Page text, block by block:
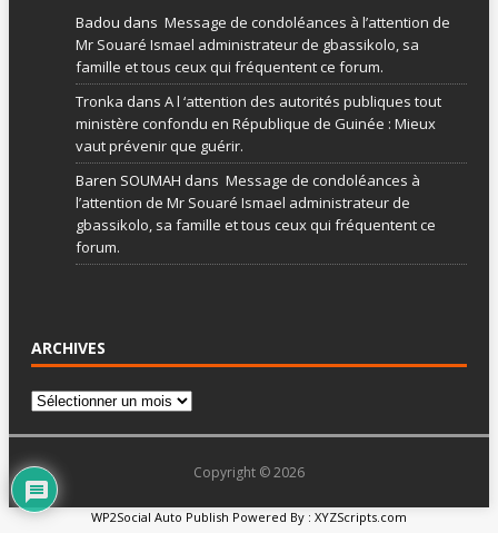
Badou dans Message de condoléances à l’attention de
Mr Souaré Ismael administrateur de gbassikolo, sa
famille et tous ceux qui fréquentent ce forum.
Tronka dans A l ‘attention des autorités publiques tout
ministère confondu en République de Guinée : Mieux
vaut prévenir que guérir.
Baren SOUMAH dans Message de condoléances à
l’attention de Mr Souaré Ismael administrateur de
gbassikolo, sa famille et tous ceux qui fréquentent ce
forum.
ARCHIVES
Copyright © 2026
WP2Social Auto Publish Powered By : XYZScripts.com